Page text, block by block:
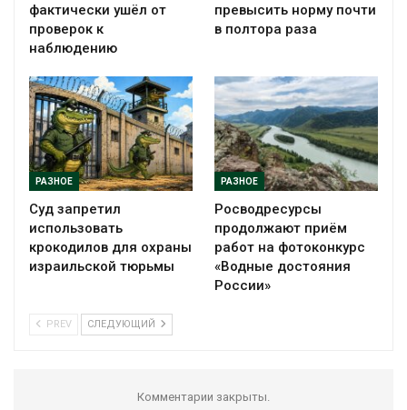
фактически ушёл от
проверок к
наблюдению
превысить норму почти
в полтора раза
РАЗНОЕ
Суд запретил
использовать
крокодилов для охраны
израильской тюрьмы
РАЗНОЕ
Росводресурсы
продолжают приём
работ на фотоконкурс
«Водные достояния
России»
PREV СЛЕДУЮЩИЙ
Комментарии закрыты.